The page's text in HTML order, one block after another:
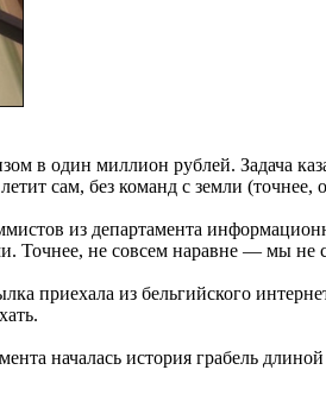
в один миллион рублей. Задача
сам, без команд с земли
из департамента
Точнее, не совсем наравне — мы
приехала из бельгийского
началась история грабель